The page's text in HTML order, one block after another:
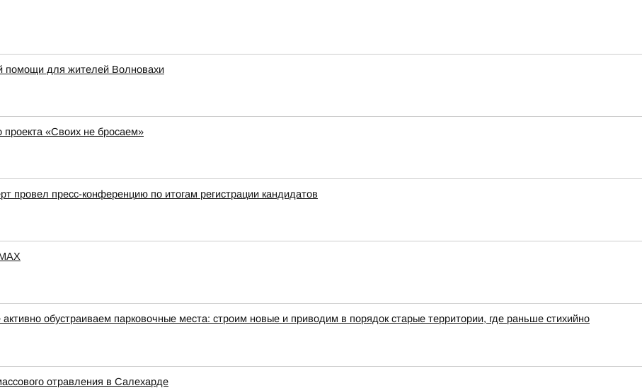
помощи для жителей Волновахи
проекта «Своих не бросаем»
провел пресс-конференцию по итогам регистрации кандидатов
обустраиваем парковочные места: строим новые и приводим в порядок старые территории, где раньше стихийно
отравления в Салехарде